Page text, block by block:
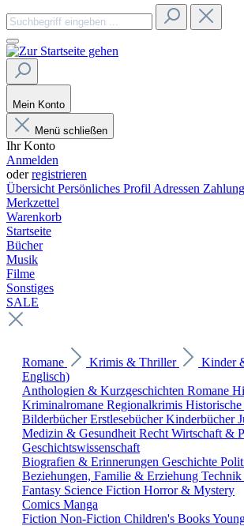
Mein Konto
Menü schließen
Ihr Konto
Anmelden
oderregistrieren
Übersicht Persönliches Profil Adressen
Merkzettel
Warenkorb
Startseite
Bücher
Musik
Filme
Sonstiges
SALE
Romane Krimis & Thriller Kinder
Englisch)
Anthologien & Kurzgeschichten Romane
Kriminalromane Regionalkrimis
BilderbücherErstlesebücherKinderbücher
Medizin & Gesundheit Recht Wirtschaft &
Geschichtswissenschaft
Biografien & Erinnerungen Geschichte
Beziehungen, Familie & Erziehung Technik
Fantasy Science Fiction Horror & Mystery
Comics Manga
Fiction Non-Fiction Children's Books